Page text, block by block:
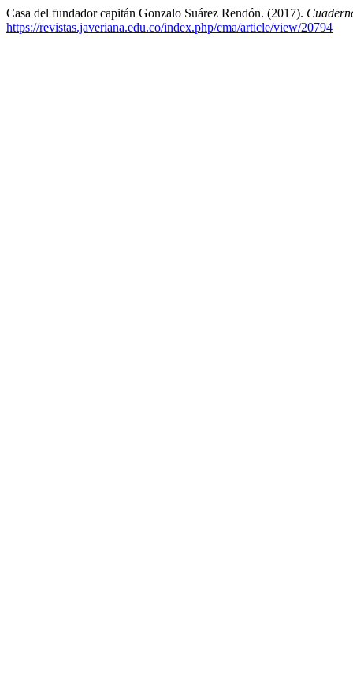
Casa del fundador capitán Gonzalo Suárez Rendón. (2017).
https://revistas.javeriana.edu.co/index.php/cma/article/view/20794